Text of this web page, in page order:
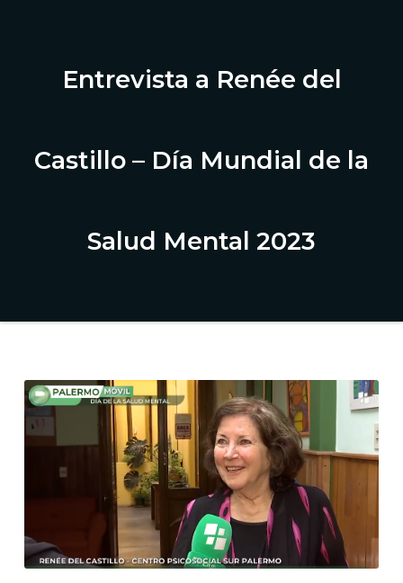
Entrevista a Renée del
Castillo – Día Mundial de la
Salud Mental 2023